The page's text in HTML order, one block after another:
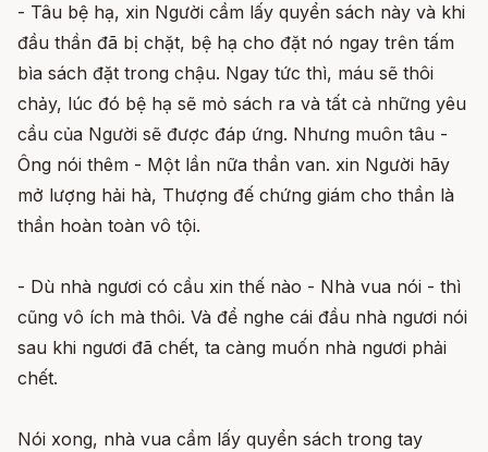
- Tâu bệ hạ, xin Người cầm lấy quyển sách này và khi
đầu thần đã bị chặt, bệ hạ cho đặt nó ngay trên tấm
bìa sách đặt trong chậu. Ngay tức thì, máu sẽ thôi
chảy, lúc đó bệ hạ sẽ mỏ sách ra và tất cả những yêu
cầu của Người sẽ được đáp ứng. Nhưng muôn tâu -
Ông nói thêm - Một lần nữa thần van. xin Người hãy
mở lượng hải hà, Thượng đế chứng giám cho thần là
thần hoàn toàn vô tội.
- Dù nhà ngươi có cầu xin thế nào - Nhà vua nói - thì
cũng vô ích mà thôi. Và để nghe cái đầu nhà ngươi nói
sau khi ngươi đã chết, ta càng muốn nhà ngươi phải
chết.
Nói xong, nhà vua cầm lấy quyển sách trong tay